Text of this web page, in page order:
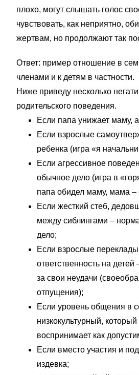
плохо, могут слышать голос
чувствовать, как неприятно,
жертвам, но продолжают так
Ответ: пример отношение в
членами и к детям в частности.
Ниже приведу несколько
родительского поведения.
Если папа унижает маму,
Если взрослые
ребенка (игра «я
Если агрессивное
обычное дело (игра в
папа обидел маму, мама –
Если жесткий стеб,
между сиблингами –
дело;
Если взрослые
ответственность на детей
за свои неудачи
отпущения);
Если уровень общения в
низкокультурный,
воспринимает как
Если вместо участия и
издевка;